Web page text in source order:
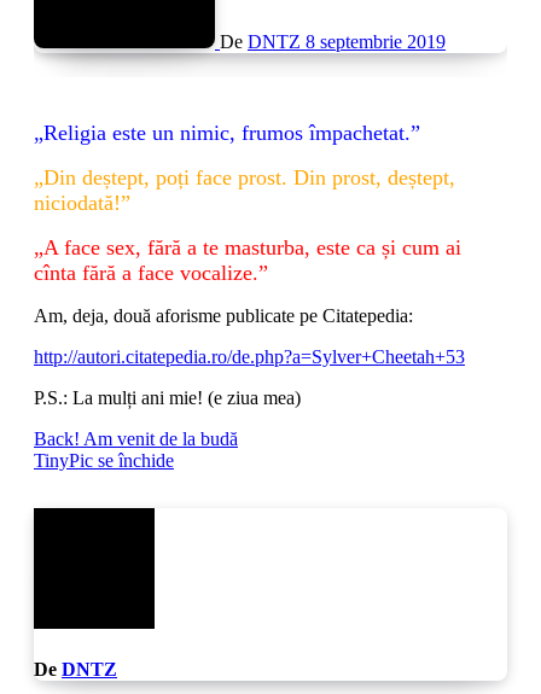
De DNTZ 8 septembrie 2019
„Religia este un nimic, frumos împachetat.”
„Din deștept, poți face prost. Din prost, deștept,
niciodată!”
„A face sex, fără a te masturba, este ca și cum ai
cînta fără a face vocalize.”
Am, deja, două aforisme publicate pe Citatepedia:
http://autori.citatepedia.ro/de.php?a=Sylver+Cheetah+53
P.S.: La mulți ani mie! (e ziua mea)
Navigare
în
articole
Back! Am venit de la budă
TinyPic se închide
De DNTZ